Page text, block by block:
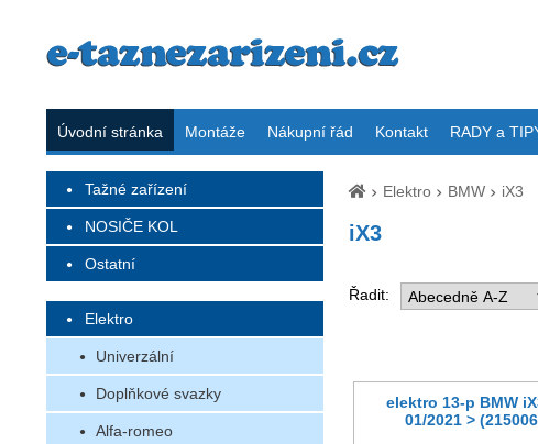
Úvodní stránka Montáže Nákupní řád Kontakt RADY a
Tažné zařízení
NOSIČE KOL
Ostatní
Elektro
Univerzální
Doplňkové svazky
Alfa-romeo
Elektro BMW iX3
iX3
Řadit:
elektro 13-p BMW
01/2021 >